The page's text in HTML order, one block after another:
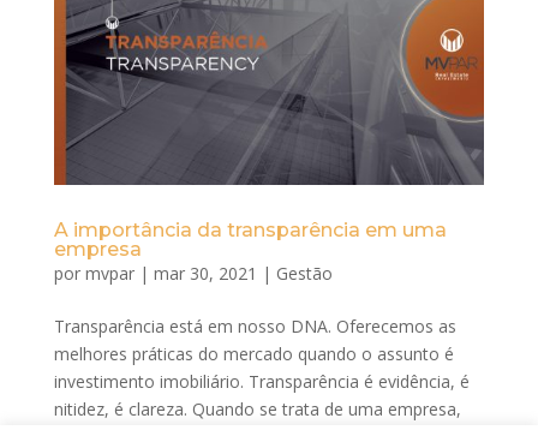
A importância da transparência em uma
empresa
por mvpar| mar 30, 2021 | Gestão
Transparência está em nosso DNA. Oferecemos as
melhores práticas do mercado quando o assunto é
investimento imobiliário. Transparência é evidência, é
nitidez, é clareza. Quando se trata de uma empresa,